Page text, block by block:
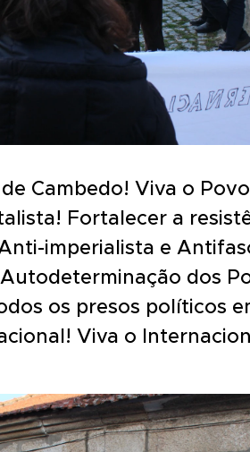
Cambedo! Viva o
Fortalecer a
imperialista e
dos
os presos políticos
Viva o